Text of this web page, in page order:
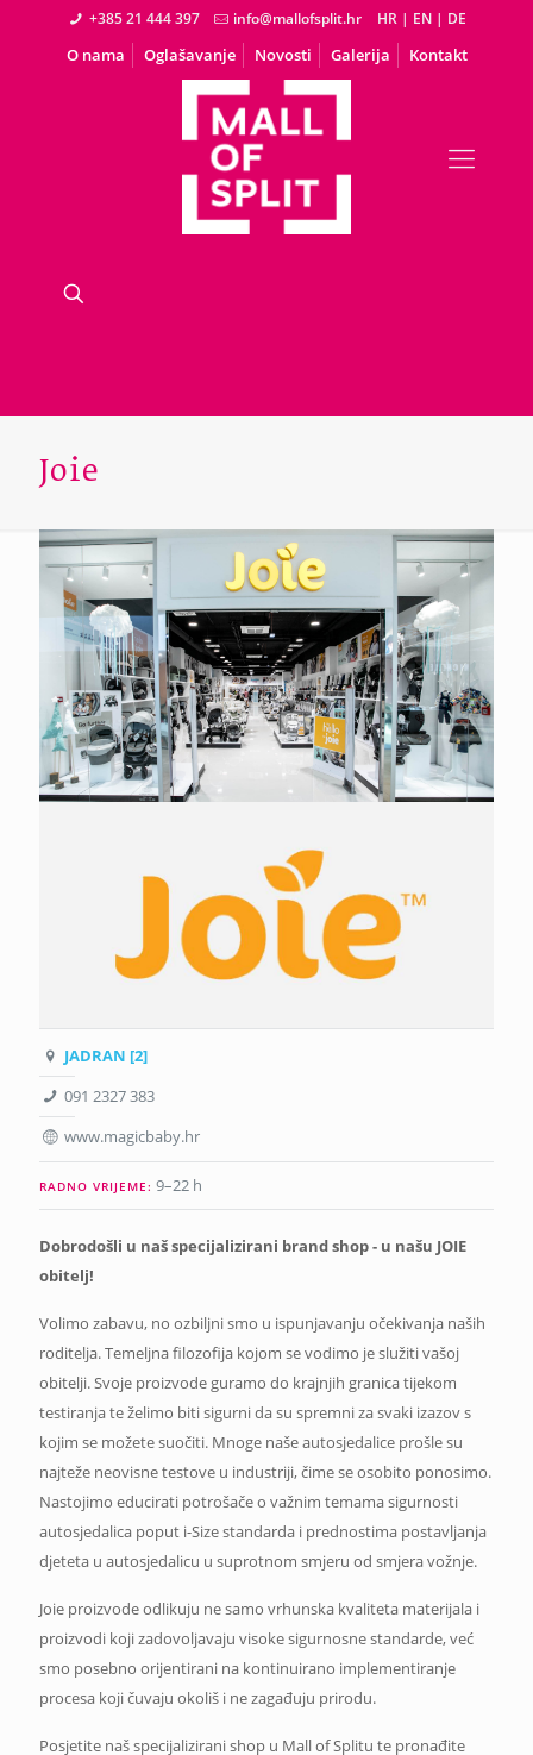
+385 21 444 397 info@mallofsplit.hr HR | EN | DE
O nama Oglašavanje Novosti Galerija Kontakt
Joie
JADRAN [2]
091 2327 383
www.magicbaby.hr
RADNO VRIJEME: 9–22 h
Dobrodošli u naš specijalizirani brand shop - u našu JOIE
obitelj!
Volimo zabavu, no ozbiljni smo u ispunjavanju očekivanja naših
roditelja. Temeljna filozofija kojom se vodimo je služiti vašoj
obitelji. Svoje proizvode guramo do krajnjih granica tijekom
testiranja te želimo biti sigurni da su spremni za svaki izazov s
kojim se možete suočiti. Mnoge naše autosjedalice prošle su
najteže neovisne testove u industriji, čime se osobito ponosimo.
Nastojimo educirati potrošače o važnim temama sigurnosti
autosjedalica poput i-Size standarda i prednostima postavljanja
djeteta u autosjedalicu u suprotnom smjeru od smjera vožnje.
Joie proizvode odlikuju ne samo vrhunska kvaliteta materijala i
proizvodi koji zadovoljavaju visoke sigurnosne standarde, već
smo posebno orijentirani na kontinuirano implementiranje
procesa koji čuvaju okoliš i ne zagađuju prirodu.
Posjetite naš specijalizirani shop u Mall of Splitu te pronađite